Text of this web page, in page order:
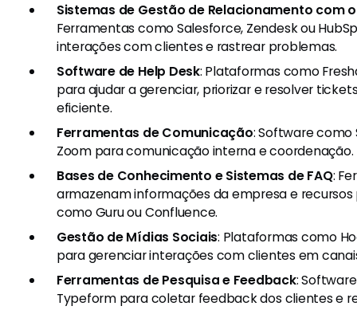
Sistemas de Gestão de Relacionamento com
Ferramentas como Salesforce, Zendesk ou
interações com clientes e rastrear problemas.
Software de Help Desk: Plataformas como
para ajudar a gerenciar, priorizar e resolver
eficiente.
Ferramentas de Comunicação: Software como
Zoom para comunicação interna e coordenação.
Bases de Conhecimento e Sistemas de FAQ:
armazenam informações da empresa e recursos
como Guru ou Confluence.
Gestão de Mídias Sociais: Plataformas como
para gerenciar interações com clientes em
Ferramentas de Pesquisa e Feedback:
Typeform para coletar feedback dos clientes e